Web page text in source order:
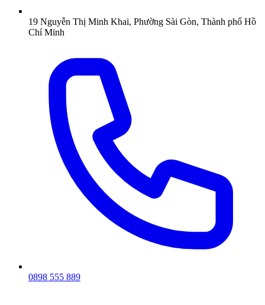
19 Nguyễn Thị Minh Khai, Phường Sài Gòn, Thành phố Hồ
Chí Minh
0898 555 889